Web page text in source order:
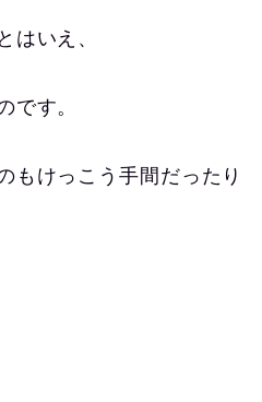
はいえ、
です。
もけっこう手間だったり